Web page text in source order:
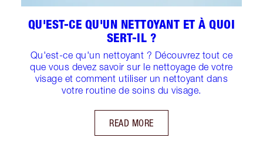
QU'EST-CE QU'UN NETTOYANT ET À QUOI
SERT-IL ?
Qu'est-ce qu'un nettoyant ? Découvrez tout ce
que vous devez savoir sur le nettoyage de votre
visage et comment utiliser un nettoyant dans
votre routine de soins du visage.
READ MORE